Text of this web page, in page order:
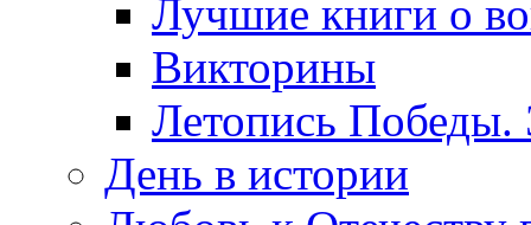
Лучшие книги о
Викторины
Летопись Победы.
День в истории